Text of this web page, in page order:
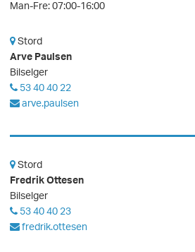
Man-Fre: 07:00-16:00
Stord
Arve Paulsen
Bilselger
53 40 40 22
arve.paulsen
Stord
Fredrik Ottesen
Bilselger
53 40 40 23
fredrik.ottesen